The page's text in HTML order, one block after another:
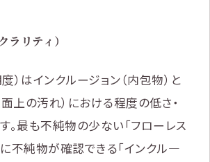
ラリティ）
）はインクルージョン（内包物）と
面上の汚れ）における程度の低さ・
。最も不純物の少ない「フローレス
に不純物が確認できる「インクル―